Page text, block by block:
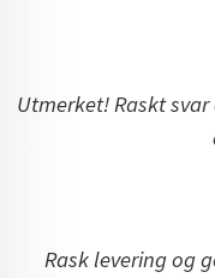
Utmerket! Raskt
Rask levering og